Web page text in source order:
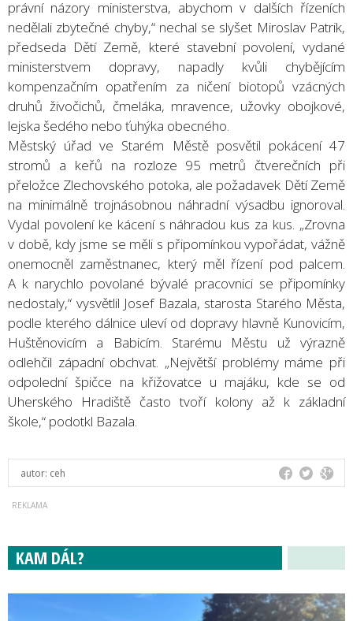
právní názory ministerstva, abychom v dalších řízeních
nedělali zbytečné chyby,“ nechal se slyšet Miroslav Patrik,
předseda Dětí Země, které stavební povolení, vydané
ministerstvem dopravy, napadly kvůli chybějícím
kompenzačním opatřením za ničení biotopů vzácných
druhů živočichů, čmeláka, mravence, užovky obojkové,
lejska šedého nebo ťuhýka obecného.
Městský úřad ve Starém Městě posvětil pokácení 47
stromů a keřů na rozloze 95 metrů čtverečních při
přeložce Zlechovského potoka, ale požadavek Dětí Země
na minimálně trojnásobnou náhradní výsadbu ignoroval.
Vydal povolení ke kácení s náhradou kus za kus. „Zrovna
v době, kdy jsme se měli s připomínkou vypořádat, vážně
onemocněl zaměstnanec, který měl řízení pod palcem.
A k narychlo povolané bývalé pracovnici se připomínky
nedostaly,“ vysvětlil Josef Bazala, starosta Starého Města,
podle kterého dálnice uleví od dopravy hlavně Kunovicím,
Huštěnovicím a Babicím. Starému Městu už výrazně
odlehčil západní obchvat. „Největší problémy máme při
odpolední špičce na křižovatce u majáku, kde se od
Uherského Hradiště často tvoří kolony až k základní
škole,“ podotkl Bazala.
autor: ceh
KAM DÁL?